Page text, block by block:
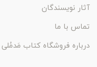
آثار نویسندگان
تماس با ما
درباره فروشگاه کتاب مَدمُلی